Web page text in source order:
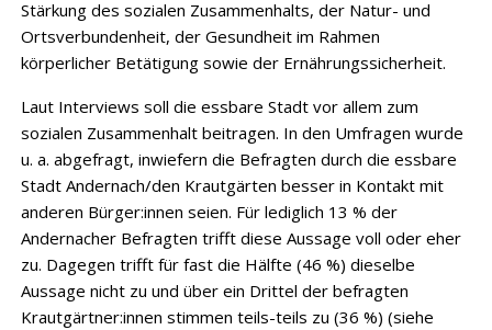
Stärkung des sozialen Zusammenhalts, der Natur- und
Ortsverbundenheit, der Gesundheit im Rahmen
körperlicher Betätigung sowie der Ernährungssicherheit.
Laut Interviews soll die essbare Stadt vor allem zum
sozialen Zusammenhalt beitragen. In den Umfragen wurde
u. a. abgefragt, inwiefern die Befragten durch die essbare
Stadt Andernach/den Krautgärten besser in Kontakt mit
anderen Bürger:innen seien. Für lediglich 13 % der
Andernacher Befragten trifft diese Aussage voll oder eher
zu. Dagegen trifft für fast die Hälfte (46 %) dieselbe
Aussage nicht zu und über ein Drittel der befragten
Krautgärtner:innen stimmen teils-teils zu (36 %) (siehe